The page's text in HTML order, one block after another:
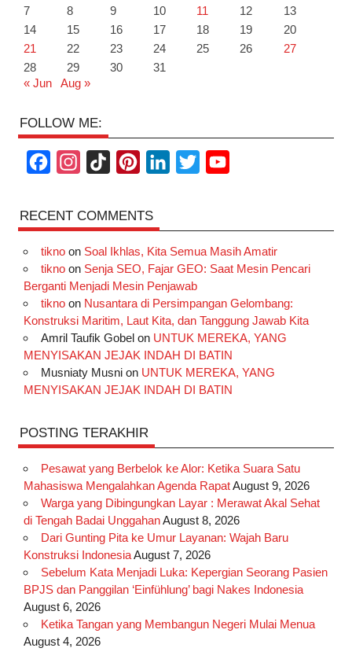
7
8 9 10 11 12
13
14
15 16 17 18 19
20
21
22 23 24 25 26
27
28
29 30
31
« Jun
Aug »
FOLLOW ME:
c
e
b
o
k
s
t
a
r
a
m
k
T
o
k
n
t
e
e
s
k
e
I
n
t
t
r
T
u
e
RECENT COMMENTS
tiknoon Soal Ikhlas, Kita Semua Masih Amatir
tiknoon Senja SEO, Fajar GEO: Saat Mesin Pencari
Berganti Menjadi Mesin Penjawab
tiknoon Nusantara di Persimpangan Gelombang:
Konstruksi Maritim, Laut Kita, dan Tanggung Jawab Kita
Amril Taufik Gobelon UNTUK MEREKA, YANG
MENYISAKAN JEJAK INDAH DI BATIN
Musniaty Musnion UNTUK MEREKA, YANG
MENYISAKAN JEJAK INDAH DI BATIN
POSTING TERAKHIR
Pesawat yang Berbelok ke Alor: Ketika Suara Satu
Mahasiswa Mengalahkan Agenda RapatAugust 9, 2026
Warga yang Dibingungkan Layar : Merawat Akal Sehat
di Tengah Badai UnggahanAugust 8, 2026
Dari Gunting Pita ke Umur Layanan: Wajah Baru
Konstruksi IndonesiaAugust 7, 2026
Sebelum Kata Menjadi Luka: Kepergian Seorang Pasien
BPJS dan Panggilan ‘Einfühlung’ bagi Nakes Indonesia
August 6, 2026
Ketika Tangan yang Membangun Negeri Mulai Menua
August 4, 2026